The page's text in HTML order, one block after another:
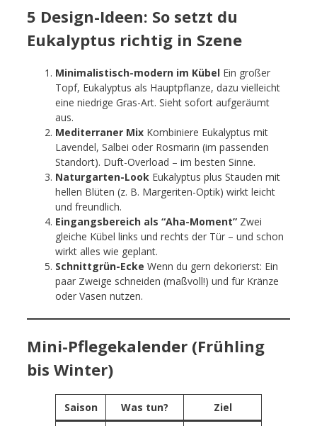
5 Design-Ideen: So setzt du
Eukalyptus richtig in Szene
Minimalistisch-modern im Kübel Ein großer
Topf, Eukalyptus als Hauptpflanze, dazu vielleicht
eine niedrige Gras-Art. Sieht sofort aufgeräumt
aus.
Mediterraner Mix Kombiniere Eukalyptus mit
Lavendel, Salbei oder Rosmarin (im passenden
Standort). Duft-Overload – im besten Sinne.
Naturgarten-Look Eukalyptus plus Stauden mit
hellen Blüten (z. B. Margeriten-Optik) wirkt leicht
und freundlich.
Eingangsbereich als “Aha-Moment” Zwei
gleiche Kübel links und rechts der Tür – und schon
wirkt alles wie geplant.
Schnittgrün-Ecke Wenn du gern dekorierst: Ein
paar Zweige schneiden (maßvoll!) und für Kränze
oder Vasen nutzen.
Mini-Pflegekalender (Frühling
bis Winter)
Saison Was tun? Ziel